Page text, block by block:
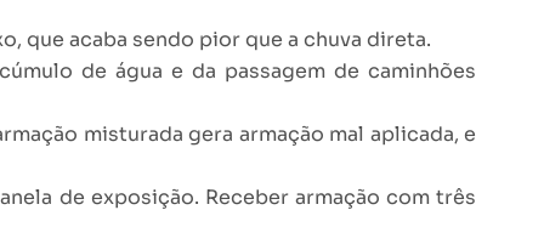
que acaba sendo pior que a chuva direta.
de água e da passagem de caminhões
misturada gera armação mal aplicada, e
de exposição. Receber armação com três